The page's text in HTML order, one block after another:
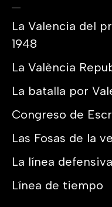
La Valencia del
1948
La València
La batalla por
Congreso de
Las Fosas de la
La línea
Línea de tiempo